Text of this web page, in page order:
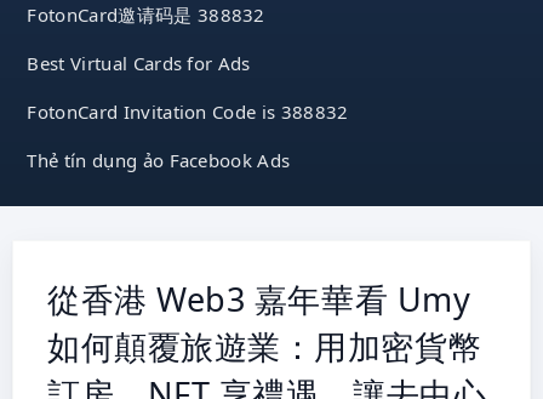
FotonCard邀请码是 388832
Best Virtual Cards for Ads
FotonCard Invitation Code is 388832
Thẻ tín dụng ảo Facebook Ads
從香港 Web3 嘉年華看 Umy
如何顛覆旅遊業：用加密貨幣